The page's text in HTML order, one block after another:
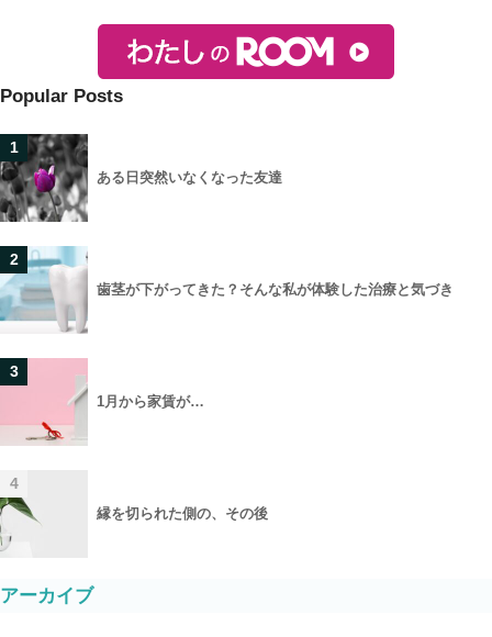
Popular Posts
1
ある日突然いなくなった友達
2
歯茎が下がってきた？そんな私が体験した治療と気づき
3
1月から家賃が…
4
縁を切られた側の、その後
アーカイブ